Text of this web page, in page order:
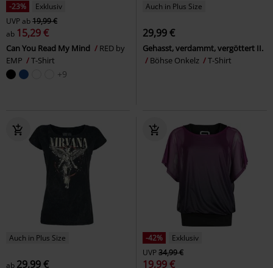
-23%
Exklusiv
UVPab19,99 €
ab 15,29 €
Can You Read My Mind
RED by
EMP
T-Shirt
+9
Auch in Plus Size
29,99 €
Gehasst, verdammt, vergöttert II.
Böhse Onkelz
T-Shirt
Auch in Plus Size
ab 29,99 €
-42%
Exklusiv
UVP34,99 €
19,99 €